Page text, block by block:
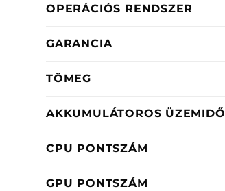
OPERÁCIÓS RENDSZER
GARANCIA
TÖMEG
AKKUMULÁTOROS ÜZEMIDŐ
CPU PONTSZÁM
GPU PONTSZÁM